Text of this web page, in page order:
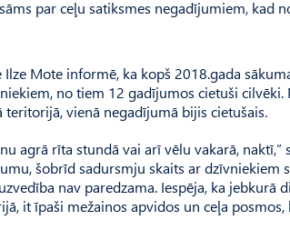
par ceļu satiksmes negadījumiem, kad
Mote informē, ka kopš 2018.gada
no tiem 12 gadījumos cietuši cilvēki.
vienā negadījumā bijis cietušais.
agrā rīta stundā vai arī vēlu vakarā, naktī,”
šobrīd sadursmju skaits ar dzīvniekiem
nav paredzama. Iespēja, ka jebkurā
it īpaši mežainos apvidos un ceļa